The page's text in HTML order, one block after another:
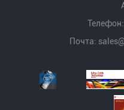
Почта: